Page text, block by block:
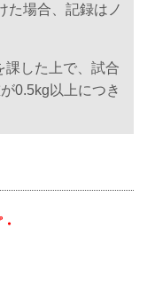
た場合、記録はノ
課した上で、試合
0.5kg以上につき